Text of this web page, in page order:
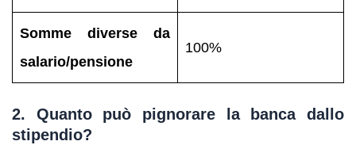
Somme diverse da
salario/pensione
100%
2. Quanto può pignorare la banca dallo
stipendio?